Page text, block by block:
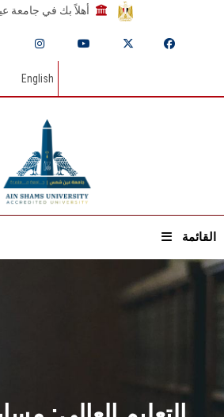
أهلاً بك في
English
القائمة